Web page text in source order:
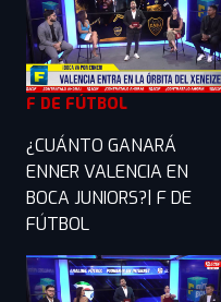
F DE FÚTBOL
¿CUÁNTO GANARÁ
ENNER VALENCIA EN
BOCA JUNIORS?| F DE
FÚTBOL